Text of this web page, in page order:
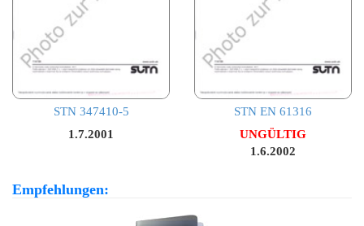
STN 347410-5
1.7.2001
STN EN 61316
UNGÜLTIG
1.6.2002
Empfehlungen: